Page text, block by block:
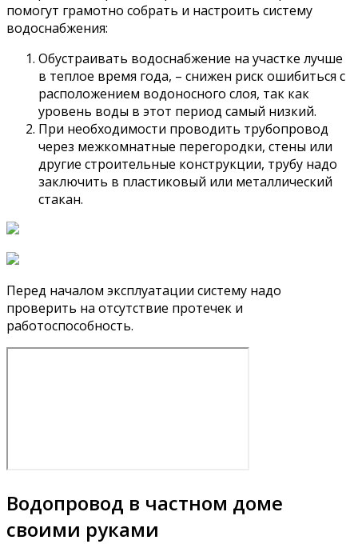
помогут грамотно собрать и настроить систему
водоснабжения:
Обустраивать водоснабжение на участке лучше
в теплое время года, – снижен риск ошибиться с
расположением водоносного слоя, так как
уровень воды в этот период самый низкий.
При необходимости проводить трубопровод
через межкомнатные перегородки, стены или
другие строительные конструкции, трубу надо
заключить в пластиковый или металлический
стакан.
Перед началом эксплуатации систему надо
проверить на отсутствие протечек и
работоспособность.
Водопровод в частном доме
своими руками